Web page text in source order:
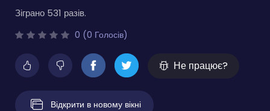
Зіграно 531 разів.
0 (0 Голосів)
Не працює?
Відкрити в новому вікні